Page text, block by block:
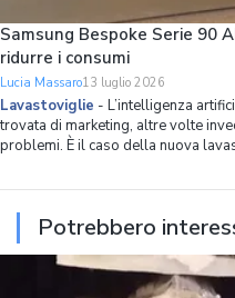
Samsung Bespoke Serie 90
ridurre i consumi
Lucia Massaro13 luglio 2026
Lavastoviglie - L’intelligenza
trovata di marketing, altre volte
problemi. È il caso della nuova
modo capillare
Potrebbero